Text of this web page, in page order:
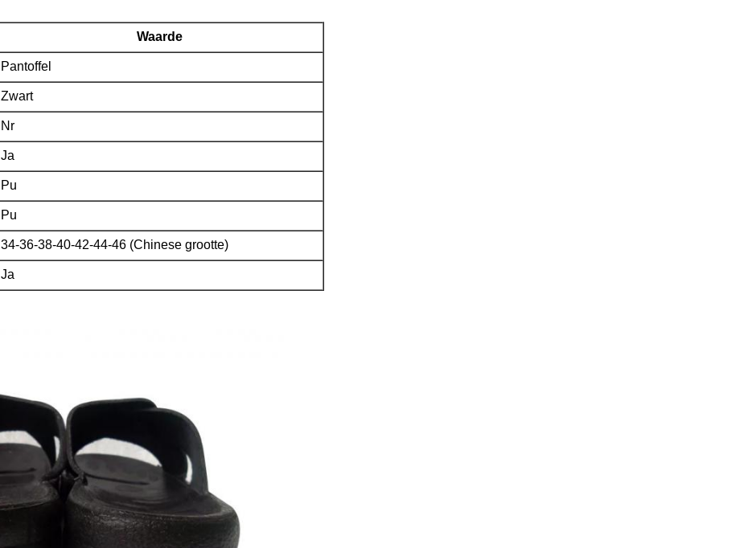
Waarde
Pantoffel
Zwart
Nr
Ja
Pu
Pu
34-36-38-40-42-44-46 (Chinese grootte)
Ja